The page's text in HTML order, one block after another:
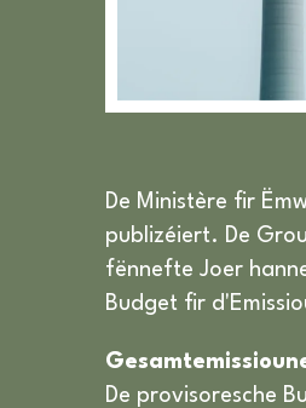
De Ministère fir
publizéiert. De
fënnefte Joer
Budget fir
De provisoresche